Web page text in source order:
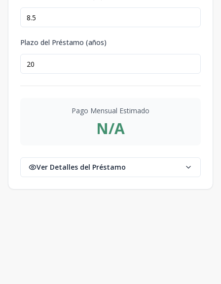
Plazo del Préstamo (años)
Pago Mensual Estimado
N/A
Ver Detalles del Préstamo